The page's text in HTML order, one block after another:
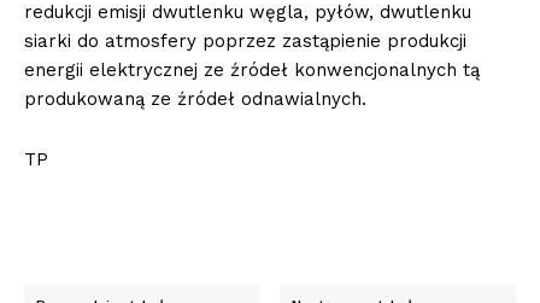
redukcji emisji dwutlenku węgla, pyłów, dwutlenku
siarki do atmosfery poprzez zastąpienie produkcji
energii elektrycznej ze źródeł konwencjonalnych tą
produkowaną ze źródeł odnawialnych.
TP